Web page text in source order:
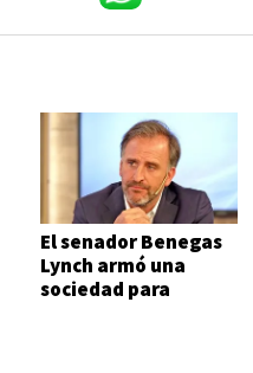
El senador Benegas
Lynch armó una
sociedad para